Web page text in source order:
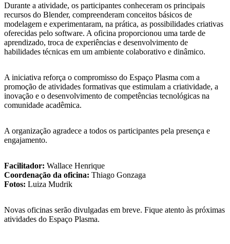
Durante a atividade, os participantes conheceram os principais
recursos do Blender, compreenderam conceitos básicos de
modelagem e experimentaram, na prática, as possibilidades criativas
oferecidas pelo software. A oficina proporcionou uma tarde de
aprendizado, troca de experiências e desenvolvimento de
habilidades técnicas em um ambiente colaborativo e dinâmico.
A iniciativa reforça o compromisso do Espaço Plasma com a
promoção de atividades formativas que estimulam a criatividade, a
inovação e o desenvolvimento de competências tecnológicas na
comunidade acadêmica.
A organização agradece a todos os participantes pela presença e
engajamento.
Facilitador: Wallace Henrique
Coordenação da oficina: Thiago Gonzaga
Fotos: Luiza Mudrik
Novas oficinas serão divulgadas em breve. Fique atento às próximas
atividades do Espaço Plasma.